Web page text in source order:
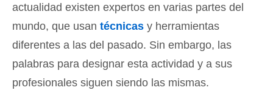
actualidad existen expertos en varias partes del
mundo, que usan técnicas y herramientas
diferentes a las del pasado. Sin embargo, las
palabras para designar esta actividad y a sus
profesionales siguen siendo las mismas.